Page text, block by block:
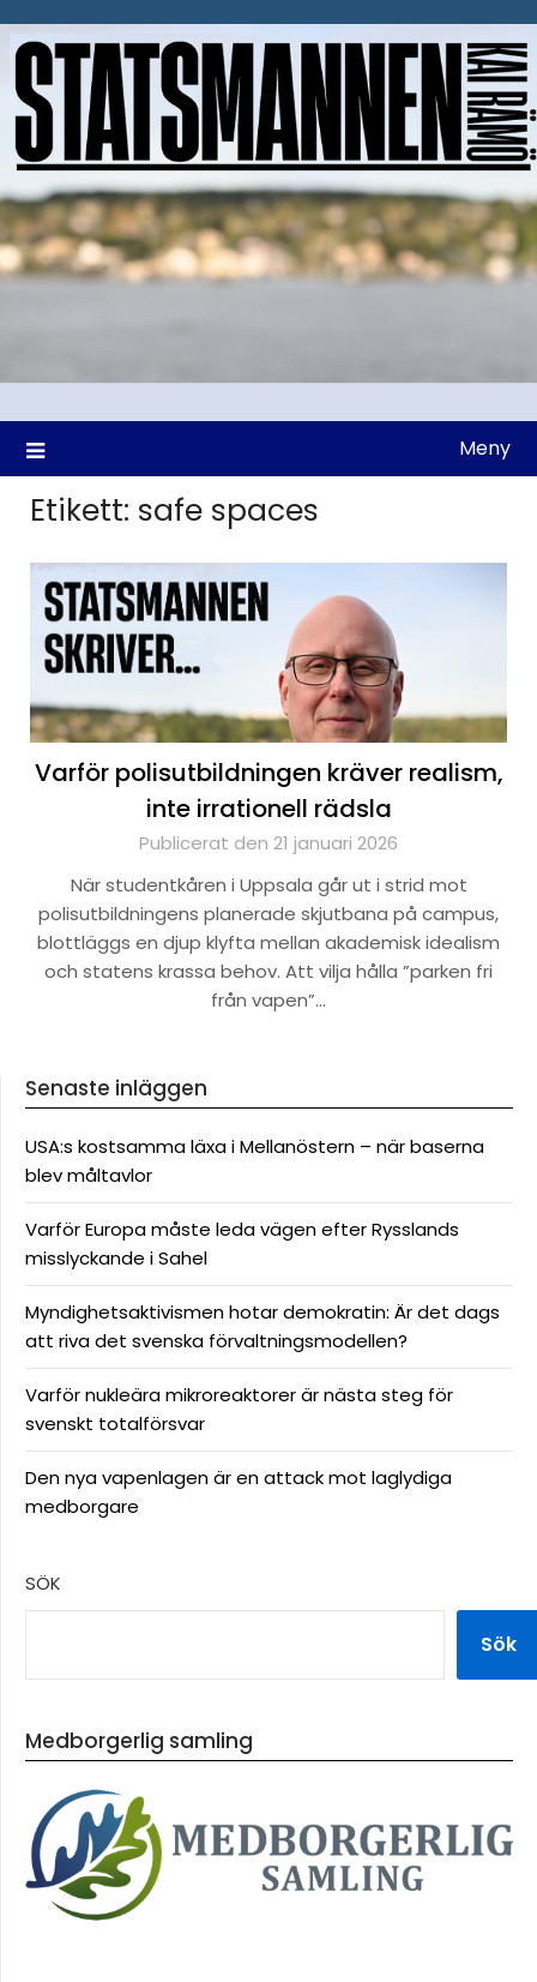
till
Meny
Etikett: safe spaces
Varför polisutbildningen kräver realism,
inte irrationell rädsla
Publicerat den 21 januari 2026
När studentkåren i Uppsala går ut i strid mot
polisutbildningens planerade skjutbana på campus,
blottläggs en djup klyfta mellan akademisk idealism
och statens krassa behov. Att vilja hålla ”parken fri
från vapen”…
Senaste inläggen
USA:s kostsamma läxa i Mellanöstern – när baserna
blev måltavlor
Varför Europa måste leda vägen efter Rysslands
misslyckande i Sahel
Myndighetsaktivismen hotar demokratin: Är det dags
att riva det svenska förvaltningsmodellen?
Varför nukleära mikroreaktorer är nästa steg för
svenskt totalförsvar
Den nya vapenlagen är en attack mot laglydiga
medborgare
SÖK
Sök
Medborgerlig samling